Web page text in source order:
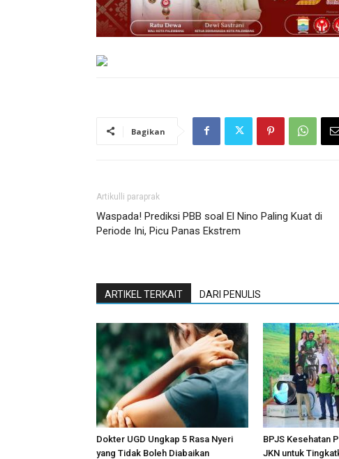
Bagikan
Artikulli paraprak
Waspada! Prediksi PBB soal El Nino Paling Kuat di
Periode Ini, Picu Panas Ekstrem
ARTIKEL TERKAIT DARI PENULIS
Dokter UGD Ungkap 5 Rasa Nyeri
yang Tidak Boleh Diabaikan
BPJS Kesehatan
JKN untuk